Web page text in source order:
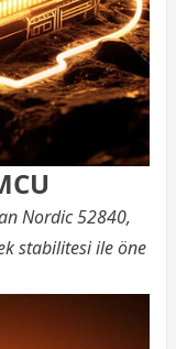
Nordic 52840,
stabilitesi ile öne